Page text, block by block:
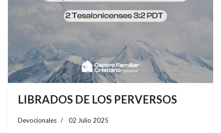
LIBRADOS DE LOS PERVERSOS
Devocionales 02 Julio 2025